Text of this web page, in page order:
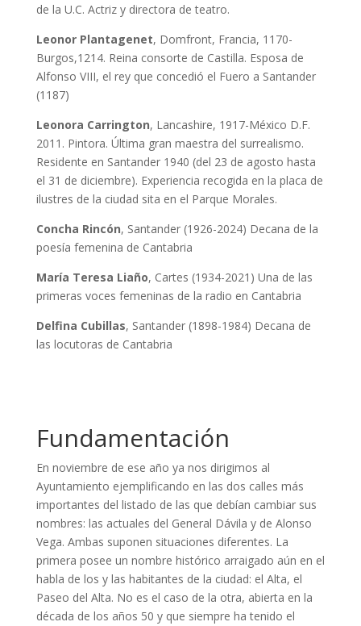
de la U.C. Actriz y directora de teatro.
Leonor Plantagenet, Domfront, Francia, 1170-
Burgos,1214. Reina consorte de Castilla. Esposa de
Alfonso VIII, el rey que concedió el Fuero a Santander
(1187)
Leonora Carrington, Lancashire, 1917-México D.F.
2011. Pintora. Última gran maestra del surrealismo.
Residente en Santander 1940 (del 23 de agosto hasta
el 31 de diciembre). Experiencia recogida en la placa de
ilustres de la ciudad sita en el Parque Morales.
Concha Rincón, Santander (1926-2024) Decana de la
poesía femenina de Cantabria
María Teresa Liaño, Cartes (1934-2021) Una de las
primeras voces femeninas de la radio en Cantabria
Delfina Cubillas, Santander (1898-1984) Decana de
las locutoras de Cantabria
Fundamentación
En noviembre de ese año ya nos dirigimos al
Ayuntamiento ejemplificando en las dos calles más
importantes del listado de las que debían cambiar sus
nombres: las actuales del General Dávila y de Alonso
Vega. Ambas suponen situaciones diferentes. La
primera posee un nombre histórico arraigado aún en el
habla de los y las habitantes de la ciudad: el Alta, el
Paseo del Alta. No es el caso de la otra, abierta en la
década de los años 50 y que siempre ha tenido el